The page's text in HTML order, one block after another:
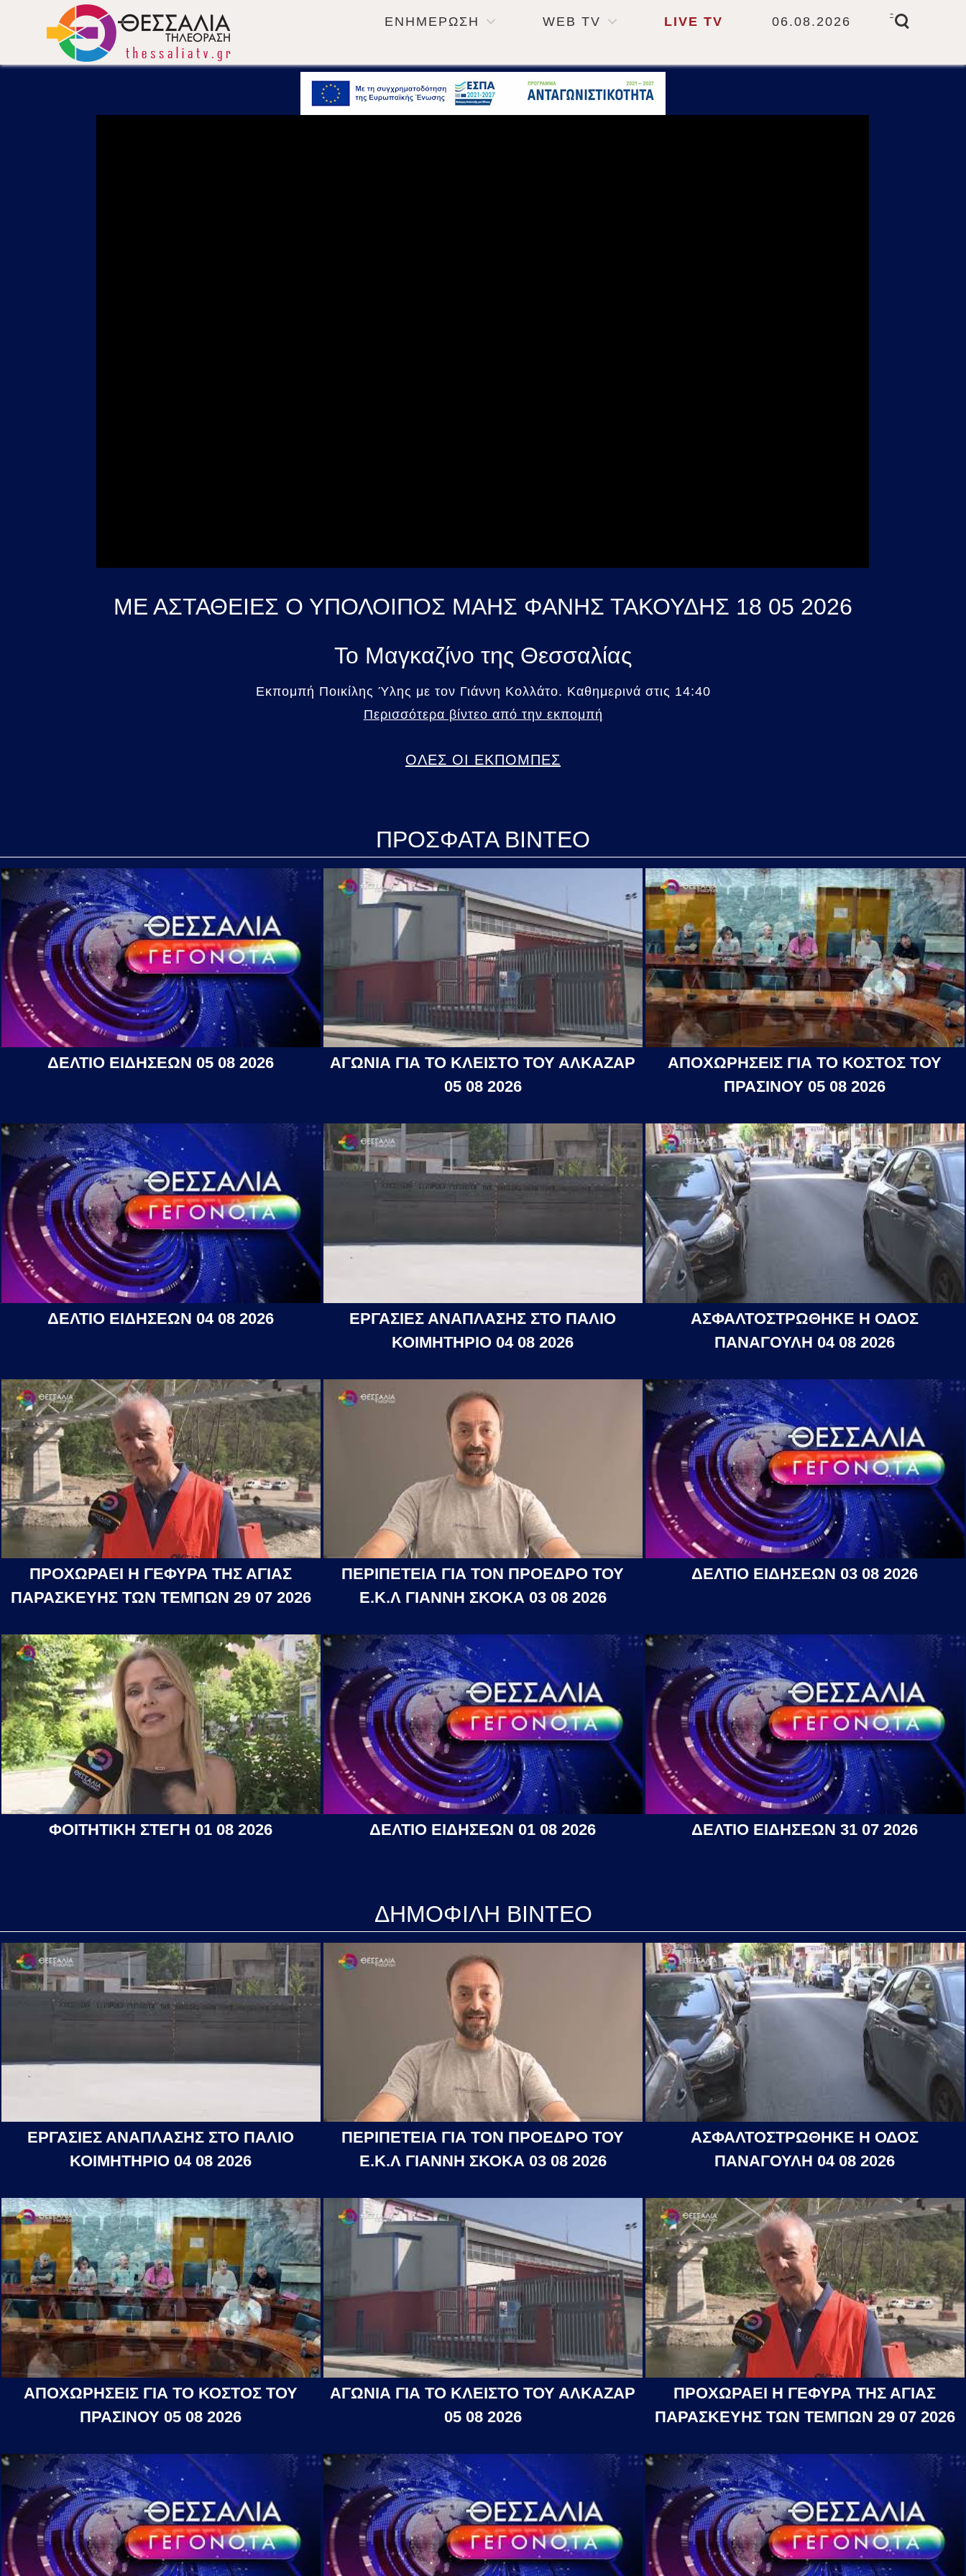
ΕΝΗΜΕΡΩΣΗ WEB TV LIVE TV 06.08.2026
-
ΜΕ ΑΣΤΑΘΕΙΕΣ Ο ΥΠΟΛΟΙΠΟΣ ΜΑΗΣ ΦΑΝΗΣ ΤΑΚΟΥΔΗΣ 18 05 2026
Το Μαγκαζίνο της Θεσσαλίας
Εκπομπή Ποικίλης Ύλης με τον Γιάννη Κολλάτο. Καθημερινά στις 14:40
Περισσότερα βίντεο από την εκπομπή
ΟΛΕΣ ΟΙ ΕΚΠΟΜΠΕΣ
ΠΡΟΣΦΑΤΑ ΒΙΝΤΕΟ
ΔΕΛΤΙΟ ΕΙΔΗΣΕΩΝ 05 08 2026
ΑΓΩΝΙΑ ΓΙΑ ΤΟ ΚΛΕΙΣΤΟ ΤΟΥ ΑΛΚΑΖΑΡ
05 08 2026
ΑΠΟΧΩΡΗΣΕΙΣ ΓΙΑ ΤΟ ΚΟΣΤΟΣ ΤΟΥ
ΠΡΑΣΙΝΟΥ 05 08 2026
ΔΕΛΤΙΟ ΕΙΔΗΣΕΩΝ 04 08 2026
ΕΡΓΑΣΙΕΣ ΑΝΑΠΛΑΣΗΣ ΣΤΟ ΠΑΛΙΟ
ΚΟΙΜΗΤΗΡΙΟ 04 08 2026
ΑΣΦΑΛΤΟΣΤΡΩΘΗΚΕ Η ΟΔΟΣ
ΠΑΝΑΓΟΥΛΗ 04 08 2026
ΠΡΟΧΩΡΑΕΙ Η ΓΕΦΥΡΑ ΤΗΣ ΑΓΙΑΣ
ΠΑΡΑΣΚΕΥΗΣ ΤΩΝ ΤΕΜΠΩΝ 29 07 2026
ΠΕΡΙΠΕΤΕΙΑ ΓΙΑ ΤΟΝ ΠΡΟΕΔΡΟ ΤΟΥ
Ε.Κ.Λ ΓΙΑΝΝΗ ΣΚΟΚΑ 03 08 2026
ΔΕΛΤΙΟ ΕΙΔΗΣΕΩΝ 03 08 2026
ΦΟΙΤΗΤΙΚΗ ΣΤΕΓΗ 01 08 2026 ΔΕΛΤΙΟ ΕΙΔΗΣΕΩΝ 01 08 2026 ΔΕΛΤΙΟ ΕΙΔΗΣΕΩΝ 31 07 2026
ΔΗΜΟΦΙΛΗ ΒΙΝΤΕΟ
ΕΡΓΑΣΙΕΣ ΑΝΑΠΛΑΣΗΣ ΣΤΟ ΠΑΛΙΟ
ΚΟΙΜΗΤΗΡΙΟ 04 08 2026
ΠΕΡΙΠΕΤΕΙΑ ΓΙΑ ΤΟΝ ΠΡΟΕΔΡΟ ΤΟΥ
Ε.Κ.Λ ΓΙΑΝΝΗ ΣΚΟΚΑ 03 08 2026
ΑΣΦΑΛΤΟΣΤΡΩΘΗΚΕ Η ΟΔΟΣ
ΠΑΝΑΓΟΥΛΗ 04 08 2026
ΑΠΟΧΩΡΗΣΕΙΣ ΓΙΑ ΤΟ ΚΟΣΤΟΣ ΤΟΥ
ΠΡΑΣΙΝΟΥ 05 08 2026
ΑΓΩΝΙΑ ΓΙΑ ΤΟ ΚΛΕΙΣΤΟ ΤΟΥ ΑΛΚΑΖΑΡ
05 08 2026
ΠΡΟΧΩΡΑΕΙ Η ΓΕΦΥΡΑ ΤΗΣ ΑΓΙΑΣ
ΠΑΡΑΣΚΕΥΗΣ ΤΩΝ ΤΕΜΠΩΝ 29 07 2026